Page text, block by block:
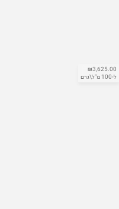
₪3,625.00
ל-100 מ"ל\גרם